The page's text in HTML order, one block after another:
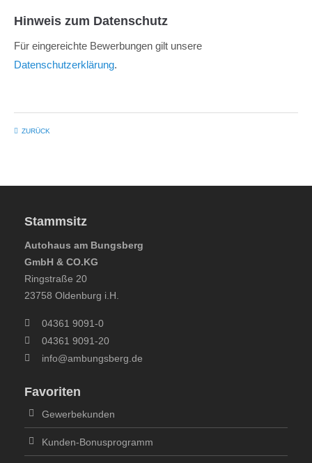
Hinweis zum Datenschutz
Für eingereichte Bewerbungen gilt unsere
Datenschutzerklärung.
ZURÜCK
Stammsitz
Autohaus am Bungsberg
GmbH & CO.KG
Ringstraße 20
23758 Oldenburg i.H.
04361 9091-0
04361 9091-20
info@ambungsberg.de
Favoriten
Gewerbekunden
Kunden-Bonusprogramm